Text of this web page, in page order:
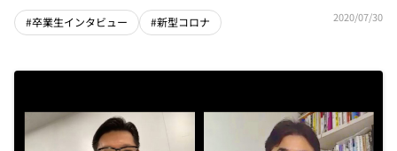
#卒業生インタビュー #新型コロナ 2020/07/30